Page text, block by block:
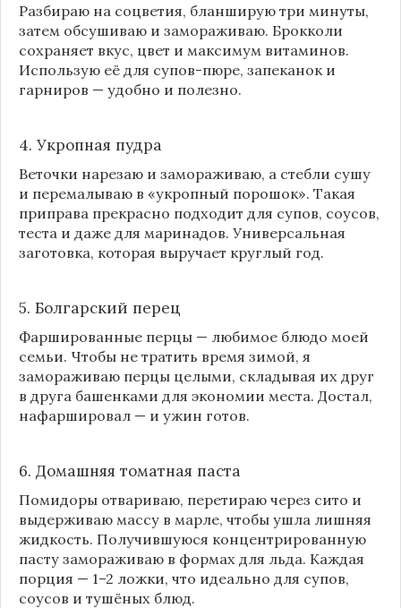
Разбираю на соцветия, бланширую три минуты,
затем обсушиваю и замораживаю. Брокколи
сохраняет вкус, цвет и максимум витаминов.
Использую её для супов-пюре, запеканок и
гарниров — удобно и полезно.
4. Укропная пудра
Веточки нарезаю и замораживаю, а стебли сушу
и перемалываю в «укропный порошок». Такая
приправа прекрасно подходит для супов, соусов,
теста и даже для маринадов. Универсальная
заготовка, которая выручает круглый год.
5. Болгарский перец
Фаршированные перцы — любимое блюдо моей
семьи. Чтобы не тратить время зимой, я
замораживаю перцы целыми, складывая их друг
в друга башенками для экономии места. Достал,
нафаршировал — и ужин готов.
6. Домашняя томатная паста
Помидоры отвариваю, перетираю через сито и
выдерживаю массу в марле, чтобы ушла лишняя
жидкость. Получившуюся концентрированную
пасту замораживаю в формах для льда. Каждая
порция — 1–2 ложки, что идеально для супов,
соусов и тушёных блюд.